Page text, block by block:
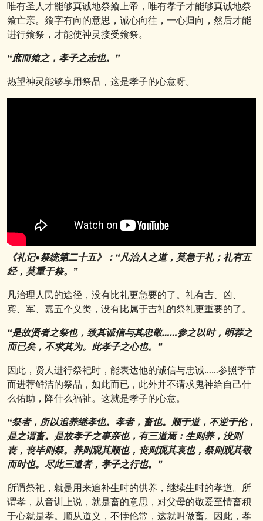
唯有圣人才能够真诚地祭飨上帝，唯有孝子才能够真诚地祭
飨亡亲。飨字有向的意思，诚心向往，一心归向，然后才能
进行飨祭，才能使神灵接受飨祭。
“庶而飨之，孝子之志也。”
热望神灵能够享用祭品，这是孝子的心意呀。
《礼记•祭统第二十五》：“凡治人之道，莫急于礼；礼有五
经，莫重于祭。”
凡治理人民的途径，没有比礼更急要的了。礼有吉、凶、
宾、军、嘉五个义类，没有比属于吉礼的祭礼更重要的了。
“是故贤者之祭也，致其诚信与其忠敬……参之以时，明荐之
而已矣，不求其为。此孝子之心也。”
因此，贤人进行祭祀时，能表达他的诚信与忠诚……参照季节
而进荐鲜洁的祭品，如此而已，此外并不请求鬼神给自己什
么佑助，降什么福祉。这就是孝子的心意。
“祭者，所以追养继孝也。孝者，畜也。顺于道，不逆于伦，
是之谓畜。是故孝子之事亲也，有三道焉：生则养，没则
丧，丧毕则祭。养则观其顺也，丧则观其哀也，祭则观其敬
而时也。尽此三道者，孝子之行也。”
所谓祭祀，就是用来追补生时的供养，继续生时的孝道。所
谓孝，从音训上说，就是畜的意思，对父母的敬爱至情畜积
于心就是孝。顺从道义，不悖伦常，这就叫做畜。因此，孝